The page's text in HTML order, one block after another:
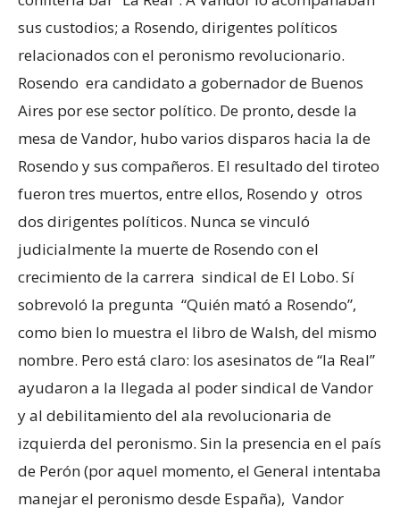
sus custodios; a Rosendo, dirigentes políticos
relacionados con el peronismo revolucionario.
Rosendo era candidato a gobernador de Buenos
Aires por ese sector político. De pronto, desde la
mesa de Vandor, hubo varios disparos hacia la de
Rosendo y sus compañeros. El resultado del tiroteo
fueron tres muertos, entre ellos, Rosendo y otros
dos dirigentes políticos. Nunca se vinculó
judicialmente la muerte de Rosendo con el
crecimiento de la carrera sindical de El Lobo. Sí
sobrevoló la pregunta “Quién mató a Rosendo”,
como bien lo muestra el libro de Walsh, del mismo
nombre. Pero está claro: los asesinatos de “la Real”
ayudaron a la llegada al poder sindical de Vandor
y al debilitamiento del ala revolucionaria de
izquierda del peronismo. Sin la presencia en el país
de Perón (por aquel momento, el General intentaba
manejar el peronismo desde España), Vandor